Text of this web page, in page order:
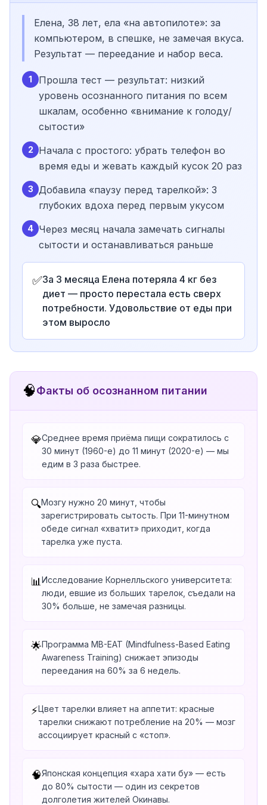
Елена, 38 лет, ела «на автопилоте»: за
компьютером, в спешке, не замечая вкуса.
Результат — переедание и набор веса.
1
Прошла тест — результат: низкий
уровень осознанного питания по всем
шкалам, особенно «внимание к голоду/
сытости»
2
Начала с простого: убрать телефон во
время еды и жевать каждый кусок 20 раз
3 Добавила «паузу перед тарелкой»: 3
глубоких вдоха перед первым укусом
4 Через месяц начала замечать сигналы
сытости и останавливаться раньше
✅За 3 месяца Елена потеряла 4 кг без
диет — просто перестала есть сверх
потребности. Удовольствие от еды при
этом выросло
🧠Факты об осознанном питании
💎Среднее время приёма пищи сократилось с
30 минут (1960-е) до 11 минут (2020-е) — мы
едим в 3 раза быстрее.
🔍Мозгу нужно 20 минут, чтобы
зарегистрировать сытость. При 11-минутном
обеде сигнал «хватит» приходит, когда
тарелка уже пуста.
📊 Исследование Корнелльского университета:
люди, евшие из больших тарелок, съедали на
30% больше, не замечая разницы.
🌟Программа MB-EAT (Mindfulness-Based Eating
Awareness Training) снижает эпизоды
переедания на 60% за 6 недель.
⚡Цвет тарелки влияет на аппетит: красные
тарелки снижают потребление на 20% — мозг
ассоциирует красный с «стоп».
🧠Японская концепция «хара хати бу» — есть
до 80% сытости — один из секретов
долголетия жителей Окинавы.